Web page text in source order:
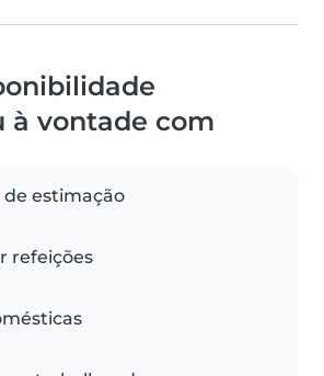
à vontade com
estimação
refeições